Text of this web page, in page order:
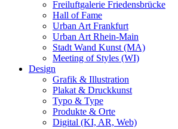
Freiluftgalerie Friedensbrücke
Hall of Fame
Urban Art Frankfurt
Urban Art Rhein-Main
Stadt Wand Kunst (MA)
Meeting of Styles (WI)
Design
Grafik & Illustration
Plakat & Druckkunst
Typo & Type
Produkte & Orte
Digital (KI, AR, Web)